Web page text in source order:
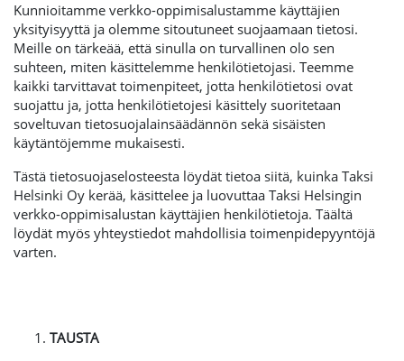
Kunnioitamme verkko-oppimisalustamme käyttäjien
yksityisyyttä ja olemme sitoutuneet suojaamaan tietosi.
Meille on tärkeää, että sinulla on turvallinen olo sen
suhteen, miten käsittelemme henkilötietojasi. Teemme
kaikki tarvittavat toimenpiteet, jotta henkilötietosi ovat
suojattu ja, jotta henkilötietojesi käsittely suoritetaan
soveltuvan tietosuojalainsäädännön sekä sisäisten
käytäntöjemme mukaisesti.
Tästä tietosuojaselosteesta löydät tietoa siitä, kuinka Taksi
Helsinki Oy kerää, käsittelee ja luovuttaa Taksi Helsingin
verkko-oppimisalustan käyttäjien henkilötietoja. Täältä
löydät myös yhteystiedot mahdollisia toimenpidepyyntöjä
varten.
TAUSTA